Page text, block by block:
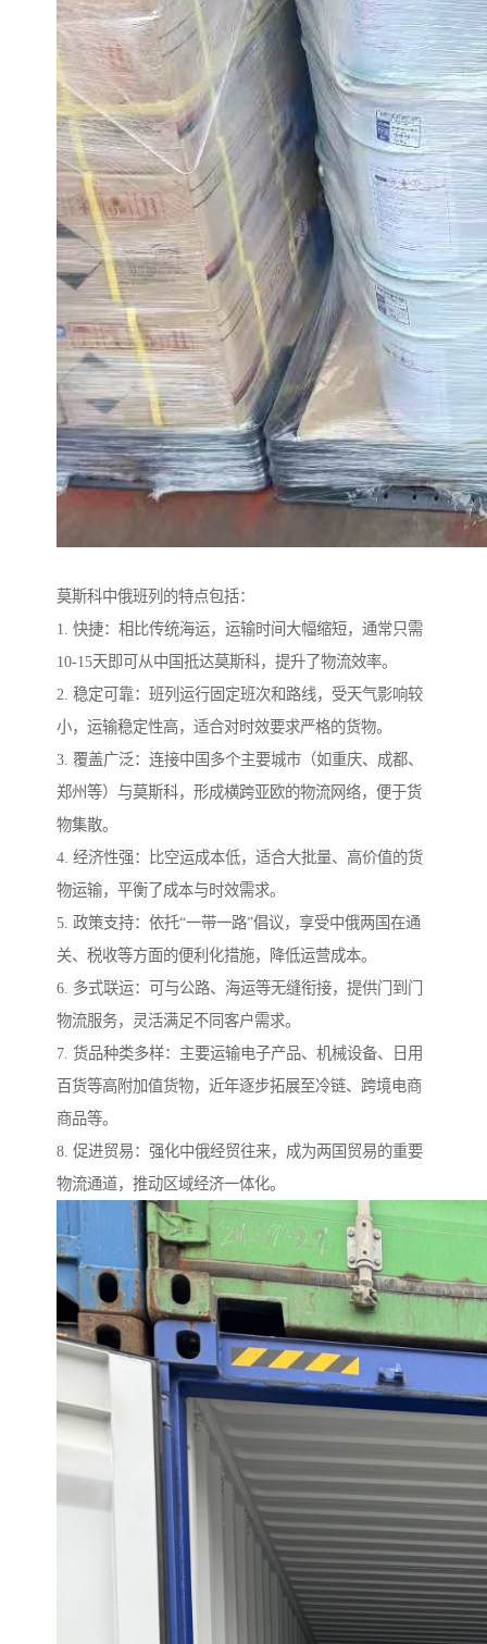
莫斯科中俄班列的特点包括：
1. 快捷：相比传统海运，运输时间大幅缩短，通常只需
10-15天即可从中国抵达莫斯科，提升了物流效率。
2. 稳定可靠：班列运行固定班次和路线，受天气影响较
小，运输稳定性高，适合对时效要求严格的货物。
3. 覆盖广泛：连接中国多个主要城市（如重庆、成都、
郑州等）与莫斯科，形成横跨亚欧的物流网络，便于货
物集散。
4. 经济性强：比空运成本低，适合大批量、高价值的货
物运输，平衡了成本与时效需求。
5. 政策支持：依托“一带一路”倡议，享受中俄两国在通
关、税收等方面的便利化措施，降低运营成本。
6. 多式联运：可与公路、海运等无缝衔接，提供门到门
物流服务，灵活满足不同客户需求。
7. 货品种类多样：主要运输电子产品、机械设备、日用
百货等高附加值货物，近年逐步拓展至冷链、跨境电商
商品等。
8. 促进贸易：强化中俄经贸往来，成为两国贸易的重要
物流通道，推动区域经济一体化。